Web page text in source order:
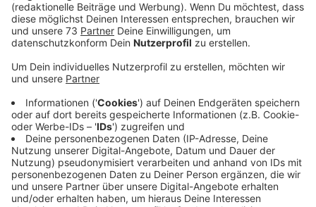
Veröffentlicht:Freitag, 23.01.2026 08:30
Ein Besuch mit bleibendem Eindruck
Anzeige
Gestern hieß es für die Kinder der Kindertagesstätte
Siebenstein: Radio hautnah erleben. Die Morning-